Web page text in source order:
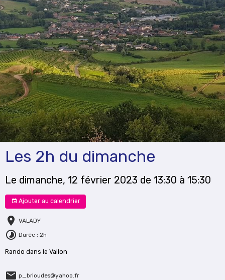
Les 2h du dimanche
Le dimanche, 12 février 2023 de 13:30 à 15:30
Ajouter au calendrier
VALADY
Durée : 2h
Rando dans le Vallon
p_brioudes@yahoo.fr